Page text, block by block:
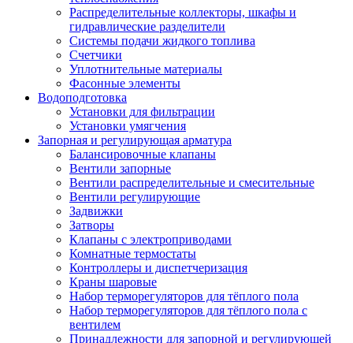
Распределительные коллекторы, шкафы и
гидравлические разделители
Системы подачи жидкого топлива
Счетчики
Уплотнительные материалы
Фасонные элементы
Водоподготовка
Установки для фильтрации
Установки умягчения
Запорная и регулирующая арматура
Балансировочные клапаны
Вентили запорные
Вентили распределительные и смесительные
Вентили регулирующие
Задвижки
Затворы
Клапаны с электроприводами
Комнатные термостаты
Контроллеры и диспетчеризация
Краны шаровые
Набор терморегуляторов для тёплого пола
Набор терморегуляторов для тёплого пола с
вентилем
Принадлежности для запорной и регулирующей